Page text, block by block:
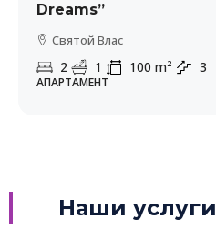
Dreams”
Святой Влас
2 1 100 m² 3
АПАРТАМЕНТ
Наши услуги